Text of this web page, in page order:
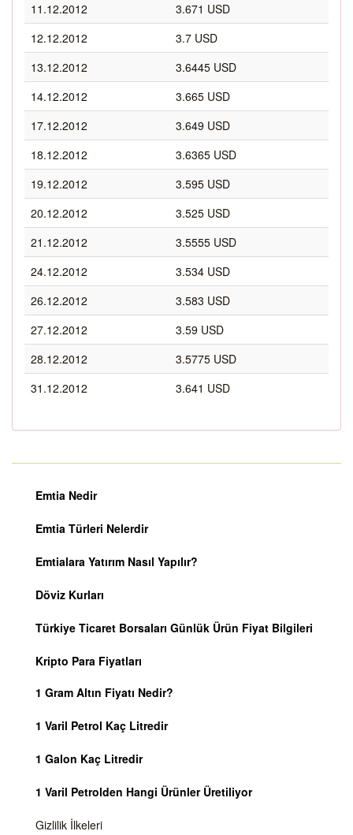
11.12.2012
3.671 USD
12.12.2012
3.7 USD
13.12.2012
3.6445 USD
14.12.2012
3.665 USD
17.12.2012
3.649 USD
18.12.2012
3.6365 USD
19.12.2012
3.595 USD
20.12.2012
3.525 USD
21.12.2012
3.5555 USD
24.12.2012
3.534 USD
26.12.2012
3.583 USD
27.12.2012
3.59 USD
28.12.2012
3.5775 USD
31.12.2012
3.641 USD
Emtia Nedir
Emtia Türleri Nelerdir
Emtialara Yatırım Nasıl Yapılır?
Döviz Kurları
Türkiye Ticaret Borsaları Günlük Ürün Fiyat Bilgileri
Kripto Para Fiyatları
1 Gram Altın Fiyatı Nedir?
1 Varil Petrol Kaç Litredir
1 Galon Kaç Litredir
1 Varil Petrolden Hangi Ürünler Üretiliyor
Gizlilik İlkeleri